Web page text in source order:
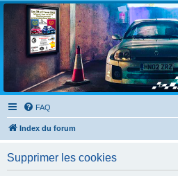
Clio V6 Passion
Le site français des passionnés de Clio V6
FAQ
Index du forum
Supprimer les cookies